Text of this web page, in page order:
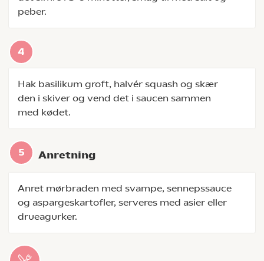
peber.
Hak basilikum groft, halvér squash og skær
den i skiver og vend det i saucen sammen
med kødet.
Anretning
Anret mørbraden med svampe, sennepssauce
og aspargeskartofler, serveres med asier eller
drueagurker.